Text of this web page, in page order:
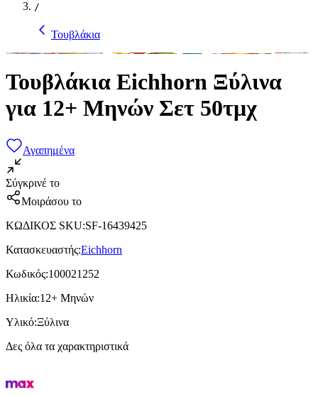
/
Τουβλάκια
Τουβλάκια Eichhorn Ξύλινα
για 12+ Μηνών Σετ 50τμχ
Αγαπημένα
Σύγκρινέ το
Μοιράσου το
ΚΩΔΙΚΟΣ SKU:SF-16439425
Κατασκευαστής:Eichhorn
Κωδικός:100021252
Ηλικία:12+ Μηνών
Υλικό:Ξύλινα
Δες όλα τα χαρακτηριστικά